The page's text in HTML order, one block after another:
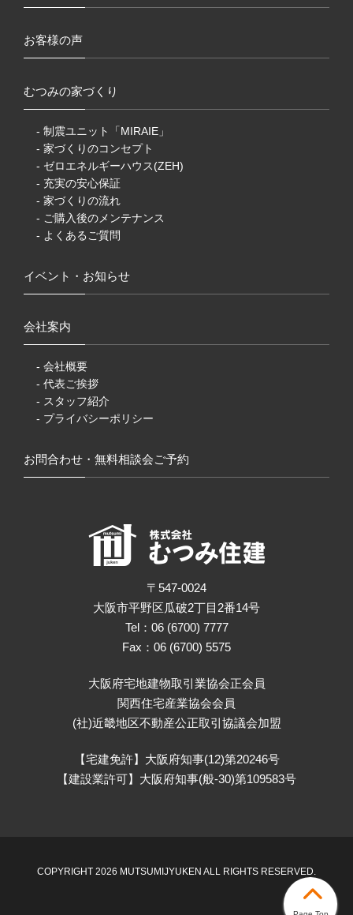
お客様の声
むつみの家づくり
- 制震ユニット「MIRAIE」
- 家づくりのコンセプト
- ゼロエネルギーハウス(ZEH)
- 充実の安心保証
- 家づくりの流れ
- ご購入後のメンテナンス
- よくあるご質問
イベント・お知らせ
会社案内
- 会社概要
- 代表ご挨拶
- スタッフ紹介
- プライバシーポリシー
お問合わせ・無料相談会ご予約
〒547-0024
大阪市平野区瓜破2丁目2番14号
Tel：06 (6700) 7777
Fax：06 (6700) 5575
大阪府宅地建物取引業協会正会員
関西住宅産業協会会員
(社)近畿地区不動産公正取引協議会加盟
【宅建免許】大阪府知事(12)第20246号
【建設業許可】大阪府知事(般-30)第109583号
COPYRIGHT 2026 MUTSUMIJYUKEN ALL RIGHTS RESERVED.